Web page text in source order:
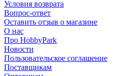
Условия возврата
Вопрос-ответ
Оставить отзыв о магазине
О нас
Про HobbyPark
Новости
Пользовательское соглашение
Поставщикам